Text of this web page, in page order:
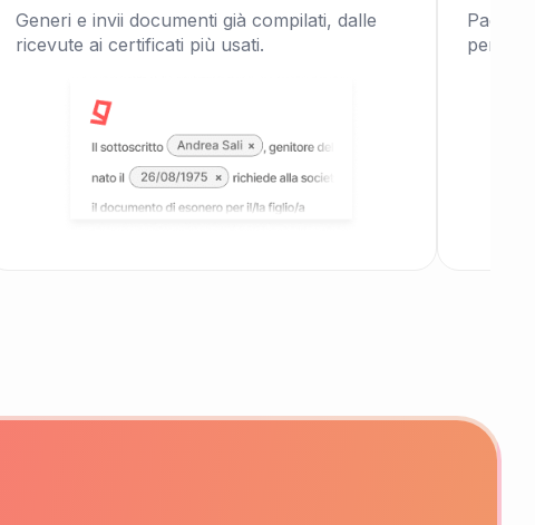
Generi e invii documenti già compilati, dalle
ricevute ai certificati più usati.
per